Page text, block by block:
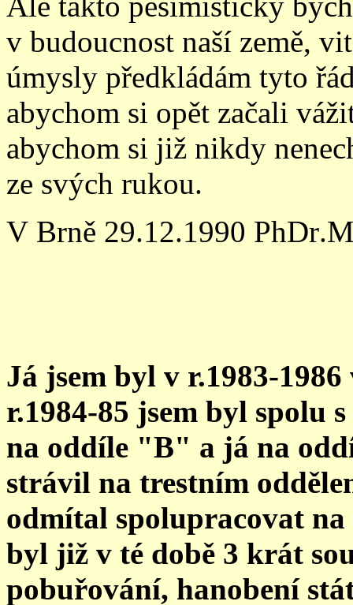
v budoucnost naší země,
úmysly předkládám tyto
abychom si opět začali
abychom si již nikdy
ze svých rukou.
V Brně 29.12.1990 PhDr
Já jsem byl v r.1983-
r.1984-85 jsem byl spolu
na oddíle "B" a já na
strávil na trestním
odmítal spolupracovat na
byl již v té době 3 krát
pobuřování, hanobení